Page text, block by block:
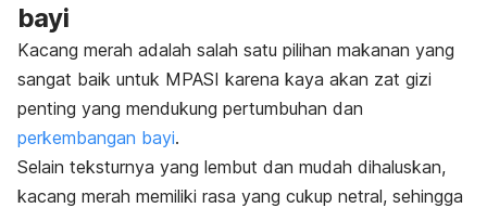
bayi
Kacang merah adalah salah satu pilihan makanan yang
sangat baik untuk MPASI karena kaya akan zat gizi
penting yang mendukung pertumbuhan dan
perkembangan bayi.
Selain teksturnya yang lembut dan mudah dihaluskan,
kacang merah memiliki rasa yang cukup netral, sehingga